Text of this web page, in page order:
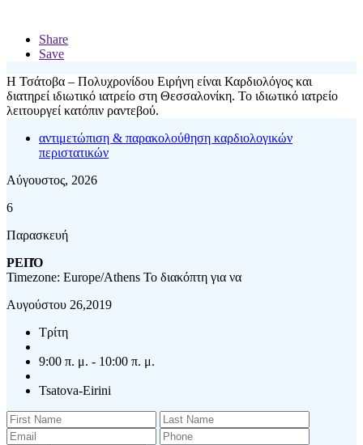
Share
Save
Η Τσάτοβα – Πολυχρονίδου Ειρήνη είναι Καρδιολόγος και
διατηρεί ιδιωτικό ιατρείο στη Θεσσαλονίκη. Το ιδιωτικό ιατρείο
λειτουργεί κατόπιν ραντεβού.
αντιμετώπιση & παρακολούθηση καρδιολογικών
περιστατικών
Αύγουστος, 2026
6
Παρασκευή
ΡΕΠΌ
Timezone: Europe/Athens Το διακόπτη για να
Αυγούστου 26,2019
Τρίτη
9:00 π. μ. - 10:00 π. μ.
Tsatova-Eirini